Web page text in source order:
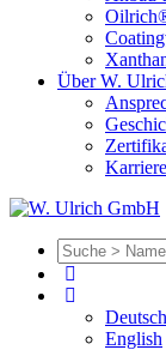
Über W.
Karriere
Deutsch
English